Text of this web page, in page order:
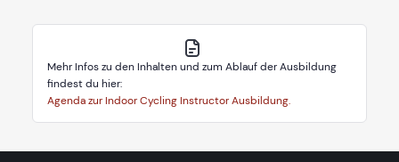
Mehr Infos zu den Inhalten und zum Ablauf der Ausbildung
findest du hier:
Agenda zur Indoor Cycling Instructor Ausbildung.